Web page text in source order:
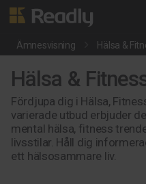
Ämnesvisning Hälsa &
Hälsa &
Fördjupa dig i Hälsa,
varierade utbud erbjuder
mental hälsa, fitness
livsstilar. Håll dig
ett hälsosammare liv.